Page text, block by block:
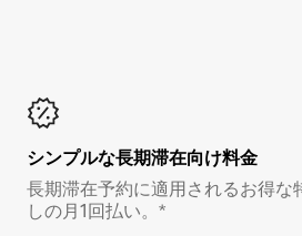
シンプルな長期滞在向け料金
長期滞在予約に適用されるお得な
しの月1回払い。*